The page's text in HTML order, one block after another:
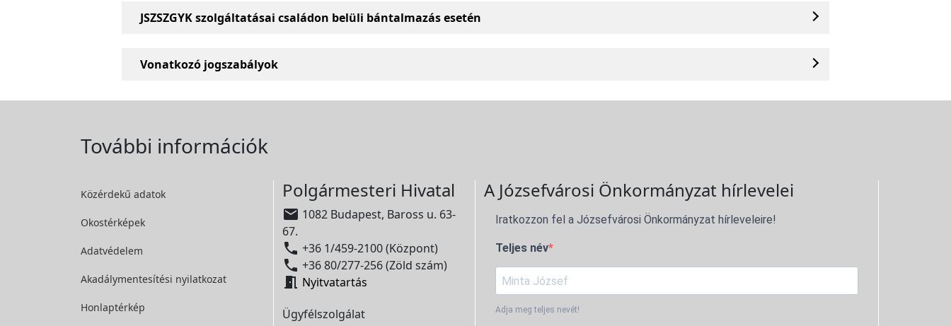
JSZSZGYK szolgáltatásai családon belüli bántalmazás esetén
Vonatkozó jogszabályok
További információk
Közérdekű adatok
Okostérképek
Adatvédelem
Akadálymentesítési nyilatkozat
Honlaptérkép
Polgármesteri Hivatal
 1082 Budapest, Baross u. 63-
67.
 +36 1/459-2100 (Központ)
 +36 80/277-256 (Zöld szám)
 Nyitvatartás
Ügyfélszolgálat
A Józsefvárosi Önkormányzat hírlevelei
Iratkozzon fel a Józsefvárosi Önkormányzat hírleveleire!
Teljes név
Adja meg teljes nevét!